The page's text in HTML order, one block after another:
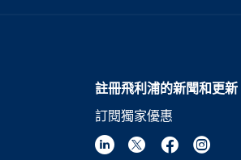
註冊飛利浦的新聞和更新
訂閱獨家優惠